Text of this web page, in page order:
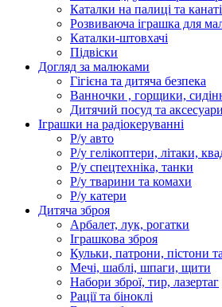
Каталки на палиці та канаті
Розвиваюча іграшка для
Каталки-штовхачі
Підвіски
Догляд за малюками
Гігієна та дитяча безпека
Ванночки , горщики,
Дитячий посуд та аксесуари
Іграшки на радіокеруванні
Р/у авто
Р/у гелікоптери, літаки,
Р/у спецтехніка, танки
Р/у тварини та комахи
Р/у катери
Дитяча зброя
Арбалет, лук, рогатки
Іграшкова зброя
Кульки, патрони, пістони
Мечі, шаблі, шпаги, щити
Набори зброї, тир, лазертаг
Рації та біноклі